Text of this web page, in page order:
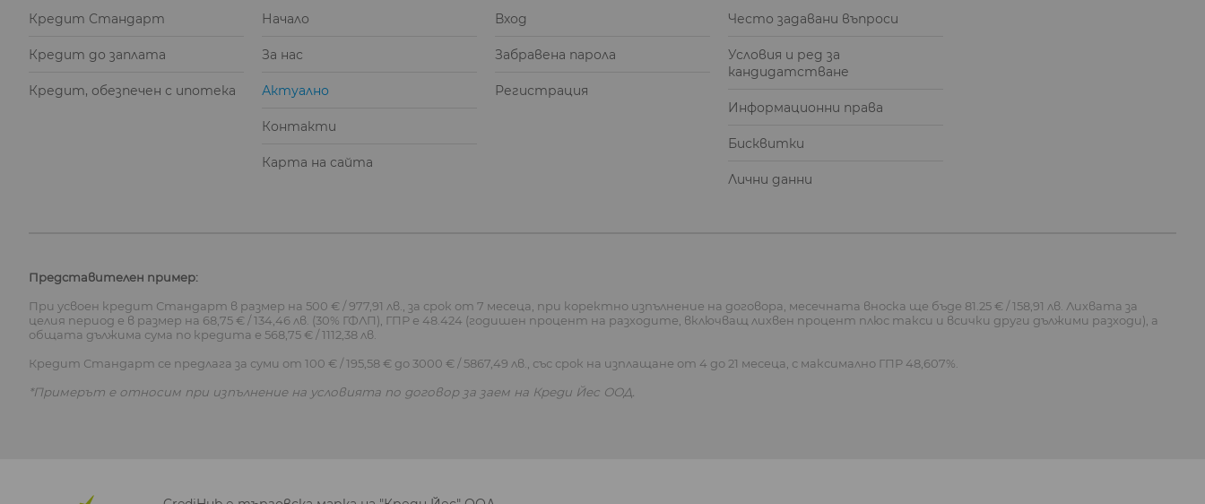
Кредит Стандарт
Кредит до заплата
Кредит, обезпечен с ипотека
Начало
За нас
Актуално
Контакти
Карта на сайта
Вход
Забравена парола
Регистрация
Често задавани въпроси
Условия и ред за
кандидатстване
Информационни права
Бисквитки
Лични данни
Представителен пример:
При усвоен кредит Стандарт в размер на 500 € / 977,91 лв., за срок от 7 месеца, при коректно изпълнение на договора, месечната вноска ще бъде 81.25 € / 158,91 лв. Лихвата за
целия период е в размер на 68,75 € / 134,46 лв. (30% ГФЛП), ГПР е 48.424 (годишен процент на разходите, включващ лихвен процент плюс такси и всички други дължими разходи), а
общата дължима сума по кредита е 568,75 € / 1112,38 лв.
Кредит Стандарт се предлага за суми от 100 € / 195,58 € до 3000 € / 5867,49 лв., със срок на изплащане от 4 до 21 месеца, с максимално ГПР 48,607%.
*Примерът е относим при изпълнение на условията по договор за заем на Креди Йес ООД.